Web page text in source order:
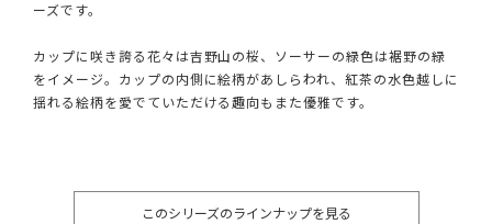
ーズです。
カップに咲き誇る花々は吉野山の桜、ソーサーの緑色は裾野の緑
をイメージ。カップの内側に絵柄があしらわれ、紅茶の水色越しに
揺れる絵柄を愛でていただける趣向もまた優雅です。
このシリーズのラインナップを見る